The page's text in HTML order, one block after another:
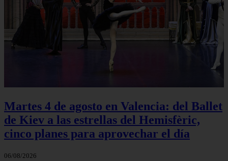
Martes 4 de agosto en Valencia: del Ballet
de Kiev a las estrellas del Hemisfèric,
cinco planes para aprovechar el día
06/08/2026